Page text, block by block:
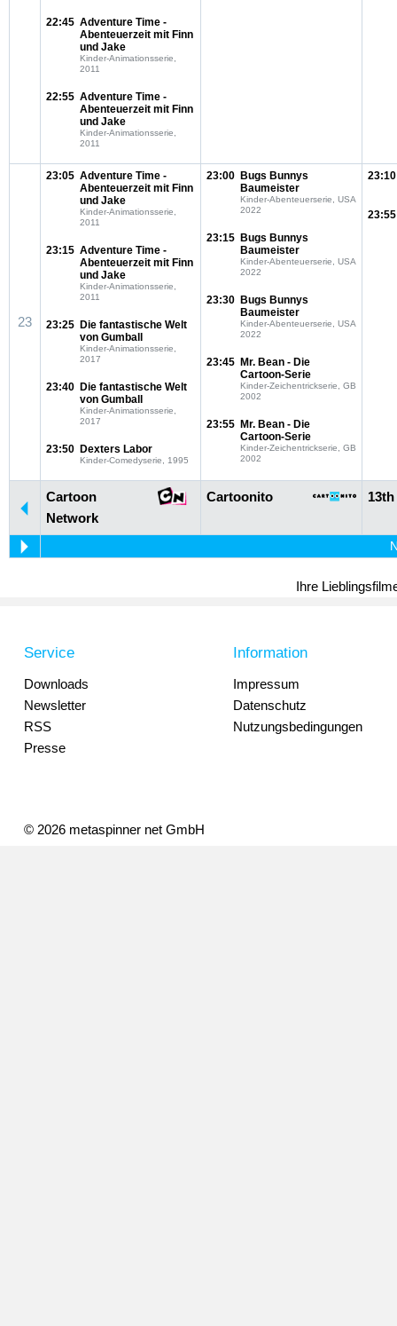
22:45 Adventure Time -
Abenteuerzeit mit Finn
und Jake
Kinder-Animationsserie,
2011
22:55 Adventure Time -
Abenteuerzeit mit Finn
und Jake
Kinder-Animationsserie,
2011
23
23:05 Adventure Time -
Abenteuerzeit mit Finn
und Jake
Kinder-Animationsserie,
2011
23:15 Adventure Time -
Abenteuerzeit mit Finn
und Jake
Kinder-Animationsserie,
2011
23:25 Die fantastische Welt
von Gumball
Kinder-Animationsserie,
2017
23:40 Die fantastische Welt
von Gumball
Kinder-Animationsserie,
2017
23:50 Dexters Labor
Kinder-Comedyserie, 1995
23:00 Bugs Bunnys
Baumeister
Kinder-Abenteuerserie, USA
2022
23:15 Bugs Bunnys
Baumeister
Kinder-Abenteuerserie, USA
2022
23:30 Bugs Bunnys
Baumeister
Kinder-Abenteuerserie, USA
2022
23:45 Mr. Bean - Die
Cartoon-Serie
Kinder-Zeichentrickserie, GB
2002
23:55 Mr. Bean - Die
Cartoon-Serie
Kinder-Zeichentrickserie, GB
2002
23:10
23:55
Cartoon
Network
Cartoonito
Ihre
Service
Downloads
Newsletter
RSS
Presse
Information
Impressum
Datenschutz
Nutzungsbedingungen
© 2026 metaspinner net GmbH